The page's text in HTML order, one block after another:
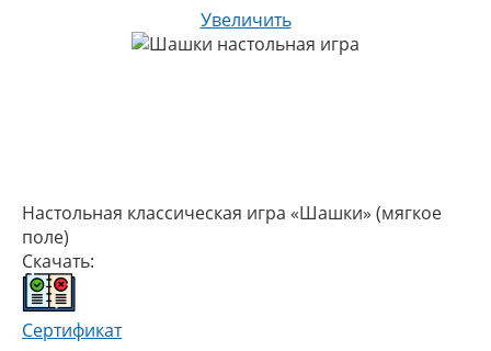
Увеличить
Настольная классическая игра «Шашки» (мягкое
поле)
Скачать:
Сертификат